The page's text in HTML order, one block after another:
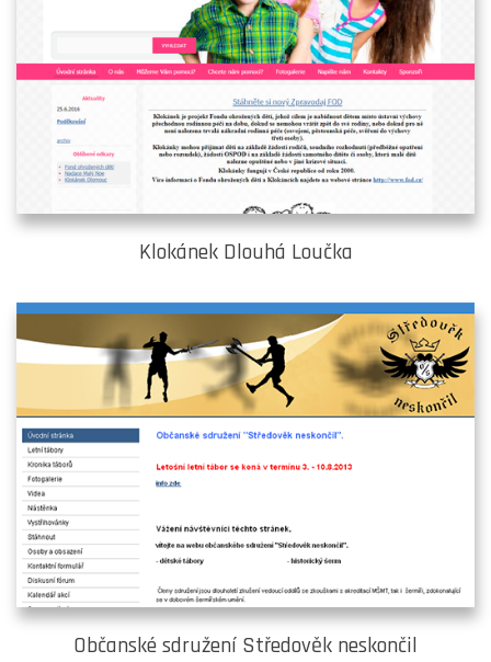
Klokánek Dlouhá Loučka
Občanské sdružení Středověk neskončil